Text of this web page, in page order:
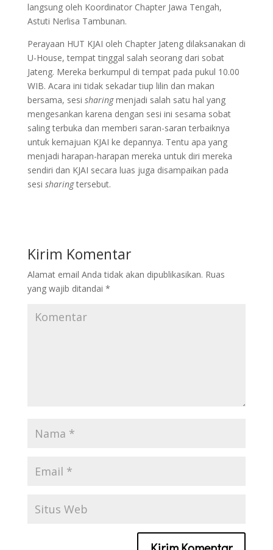
langsung oleh Koordinator Chapter Jawa Tengah,
Astuti Nerlisa Tambunan.
Perayaan HUT KJAI oleh Chapter Jateng dilaksanakan di
U-House, tempat tinggal salah seorang dari sobat
Jateng. Mereka berkumpul di tempat pada pukul 10.00
WIB. Acara ini tidak sekadar tiup lilin dan makan
bersama, sesi sharingmenjadi salah satu hal yang
mengesankan karena dengan sesi ini sesama sobat
saling terbuka dan memberi saran-saran terbaiknya
untuk kemajuan KJAI ke depannya. Tentu apa yang
menjadi harapan-harapan mereka untuk diri mereka
sendiri dan KJAI secara luas juga disampaikan pada
sesi sharingtersebut.
Kirim Komentar
Alamat email Anda tidak akan dipublikasikan. Ruas
yang wajib ditandai *